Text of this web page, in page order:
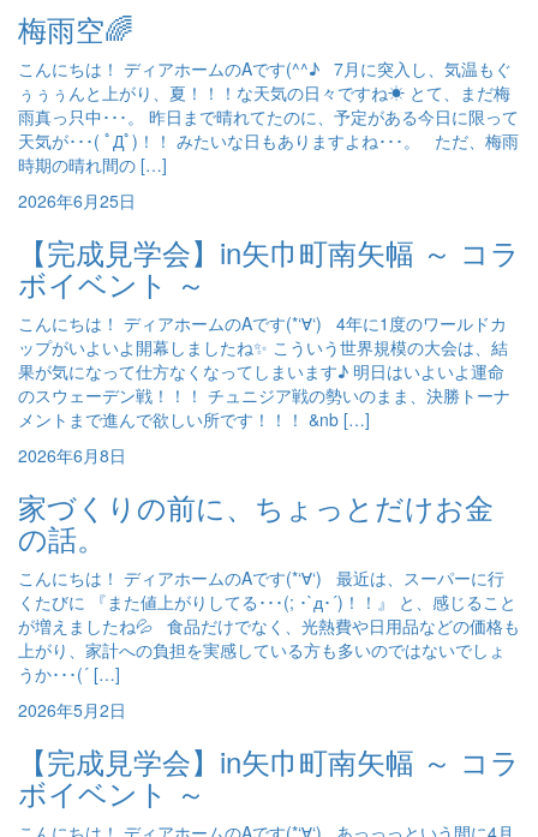
梅雨空🌈
こんにちは！ ディアホームのAです(^^♪ 7月に突入し、気温もぐ
ぅぅぅんと上がり、夏！！！な天気の日々ですね☀ とて、まだ梅
雨真っ只中･･･。 昨日まで晴れてたのに、予定がある今日に限って
天気が･･･( ﾟДﾟ)！！ みたいな日もありますよね･･･。 ただ、梅雨
時期の晴れ間の […]
2026年6月25日
【完成見学会】in矢巾町南矢幅 ～ コラ
ボイベント ～
こんにちは！ ディアホームのAです(*‘∀‘) 4年に1度のワールドカ
ップがいよいよ開幕しましたね✨ こういう世界規模の大会は、結
果が気になって仕方なくなってしまいます♪ 明日はいよいよ運命
のスウェーデン戦！！！ チュニジア戦の勢いのまま、決勝トーナ
メントまで進んで欲しい所です！！！ &nb […]
2026年6月8日
家づくりの前に、ちょっとだけお金
の話。
こんにちは！ ディアホームのAです(*‘∀‘) 最近は、スーパーに行
くたびに 『また値上がりしてる･･･(; ･`д･´)！！』 と、感じること
が増えましたね💦 食品だけでなく、光熱費や日用品などの価格も
上がり、家計への負担を実感している方も多いのではないでしょ
うか･･･(´ […]
2026年5月2日
【完成見学会】in矢巾町南矢幅 ～ コラ
ボイベント ～
こんにちは！ ディアホームのAです(*‘∀‘) あっっっという間に4月